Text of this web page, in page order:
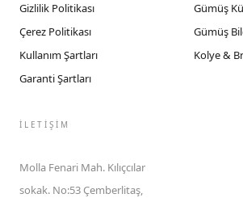
Gizlilik Politikası
Çerez Politikası
Kullanım Şartları
Garanti Şartları
Gümüş
Gümüş
Kolye &
İLETIŞIM
Molla Fenari Mah. Kılıçcılar
sokak. No:53 Çemberlitaş,